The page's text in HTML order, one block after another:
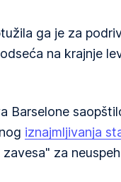
ga je za
na krajnje
Barselone
iznajmljivanja
za